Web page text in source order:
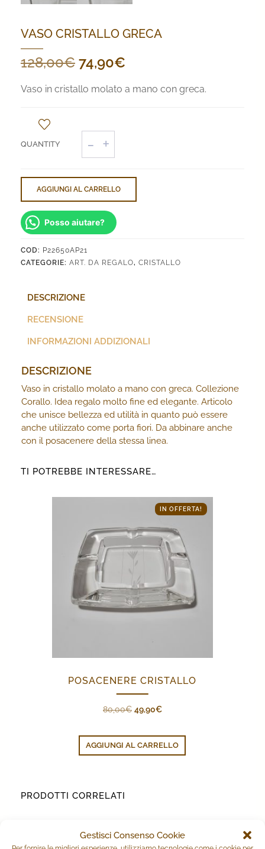
Gestisci Consenso Cookie
VASO CRISTALLO GRECA
128,00€ Il
prezzo
128,00€.
74,90€
prezzo
Vaso in cristallo molato a mano con greca.
Cristallo
Greca
AGGIUNGI AL CARRELLO
Posso aiutare?
COD: P22650AP21
CATEGORIE: ART. DA REGALO, CRISTALLO
DESCRIZIONE
RECENSIONE
INFORMAZIONI ADDIZIONALI
DESCRIZIONE
Vaso in cristallo molato a mano con greca. Collezione
Corallo. Idea regalo molto fine ed elegante. Articolo
che unisce bellezza ed utilità in quanto può essere
anche utilizzato come porta fiori. Da abbinare anche
con il posacenere della stessa linea.
TI POTREBBE INTERESSARE…
IN OFFERTA!
POSACENERE CRISTALLO
80,00€ Il
originale
era:
80,00€.
49,90€Il
attuale
è:
49,90€.
AGGIUNGI AL CARRELLO
PRODOTTI CORRELATI
IN OFFERTA!